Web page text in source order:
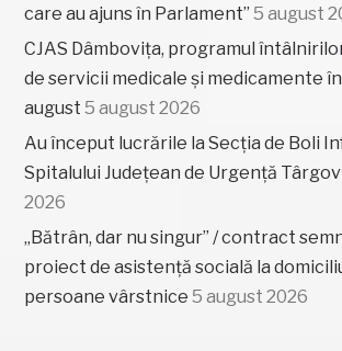
care au ajuns în Parlament” 5 august
CJAS Dâmbovița, programul
de servicii medicale și medicamente
august 5 august 2026
Au început lucrările la Secția de Boli
Spitalului Județean de Urgență
2026
„Bătrân, dar nu singur” / contract
proiect de asistență socială la
persoane vârstnice 5 august 2026